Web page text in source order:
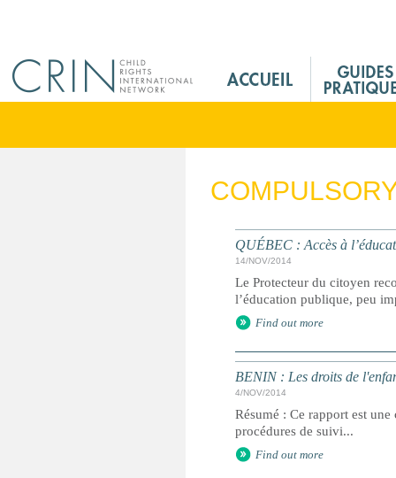
M
n
QUÉBEC : Accès à
14/NOV/2014
Le Protecteur du citoyen
l’éducation publique, peu
Find out more
BENIN : Les droits de
4/NOV/2014
Résumé : Ce rapport est
procédures de suivi...
Find out more